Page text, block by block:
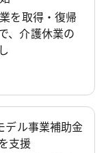
を取得・復帰
、介護休業の
ル事業補助金
支援